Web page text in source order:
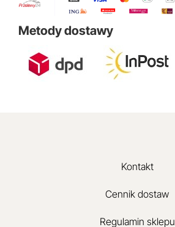
Metody dostawy
Kontakt
Cennik dostaw
Regulamin sklepu